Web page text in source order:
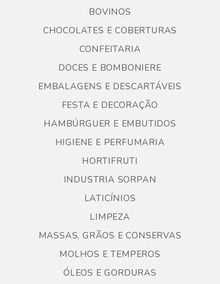
BOVINOS
CHOCOLATES E COBERTURAS
CONFEITARIA
DOCES E BOMBONIERE
EMBALAGENS E DESCARTÁVEIS
FESTA E DECORAÇÃO
HAMBÚRGUER E EMBUTIDOS
HIGIENE E PERFUMARIA
HORTIFRUTI
INDUSTRIA SORPAN
LATICÍNIOS
LIMPEZA
MASSAS, GRÃOS E CONSERVAS
MOLHOS E TEMPEROS
ÓLEOS E GORDURAS